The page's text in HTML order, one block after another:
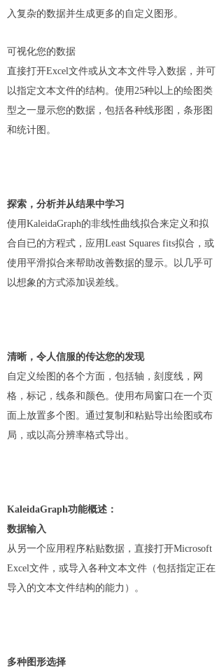
入复杂的数据并生成更多的自定义图形。
可视化您的数据
直接打开Excel文件或从文本文件导入数据，并可
以指定文本文件的结构。使用25种以上的绘图类
型之一显示您的数据，包括各种线形图，条形图
和统计图。
探索，分析并从结果中学习
使用KaleidaGraph的非线性曲线拟合来定义和拟
合自已的方程式，应用Least Squares fits拟合，或
使用平滑拟合来帮助改善数据的显示。以几乎可
以想象的方式添加误差线。
清晰，令人信服的传达您的发现
自定义绘图的各个方面，包括轴，刻度线，网
格，标记，线条和颜色。使用布局窗口在一个页
面上放置多个图。通过复制和粘贴导出绘图或布
局，或以高分辨率格式导出。
KaleidaGraph功能概述：
数据输入
从另一个应用程序粘贴数据，直接打开Microsoft
Excel文件，或导入各种文本文件（包括指定正在
导入的文本文件结构的能力）。
多种图形选择